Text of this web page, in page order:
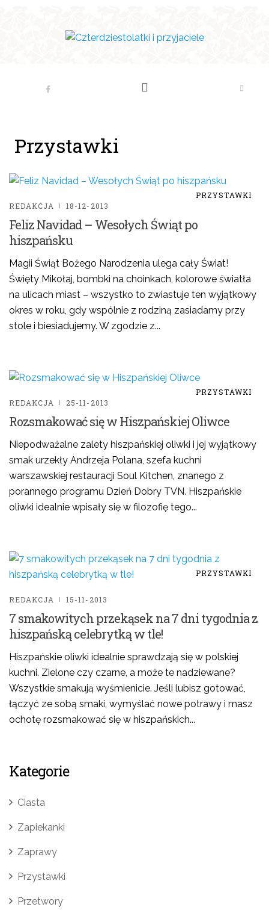
Przystawki
PRZYSTAWKI
REDAKCJA
18-12-2013
Feliz Navidad – Wesołych Świąt po
hiszpańsku
Magii Świąt Bożego Narodzenia ulega cały Świat!
Święty Mikołaj, bombki na choinkach, kolorowe światła
na ulicach miast – wszystko to zwiastuje ten wyjątkowy
okres w roku, gdy wspólnie z rodziną zasiadamy przy
stole i biesiadujemy. W zgodzie z...
PRZYSTAWKI
REDAKCJA
25-11-2013
Rozsmakować się w Hiszpańskiej Oliwce
Niepodważalne zalety hiszpańskiej oliwki i jej wyjątkowy
smak urzekły Andrzeja Polana, szefa kuchni
warszawskiej restauracji Soul Kitchen, znanego z
porannego programu Dzień Dobry TVN. Hiszpańskie
oliwki idealnie wpisały się w filozofię tego...
PRZYSTAWKI
REDAKCJA 15-11-2013
7 smakowitych przekąsek na 7 dni tygodnia z
hiszpańską celebrytką w tle!
Hiszpańskie oliwki idealnie sprawdzają się w polskiej
kuchni. Zielone czy czarne, a może te nadziewane?
Wszystkie smakują wyśmienicie. Jeśli lubisz gotować,
łączyć ze sobą smaki, wymyślać nowe potrawy i masz
ochotę rozsmakować się w hiszpańskich...
Kategorie
Ciasta
Zapiekanki
Zaprawy
Przystawki
Przetwory